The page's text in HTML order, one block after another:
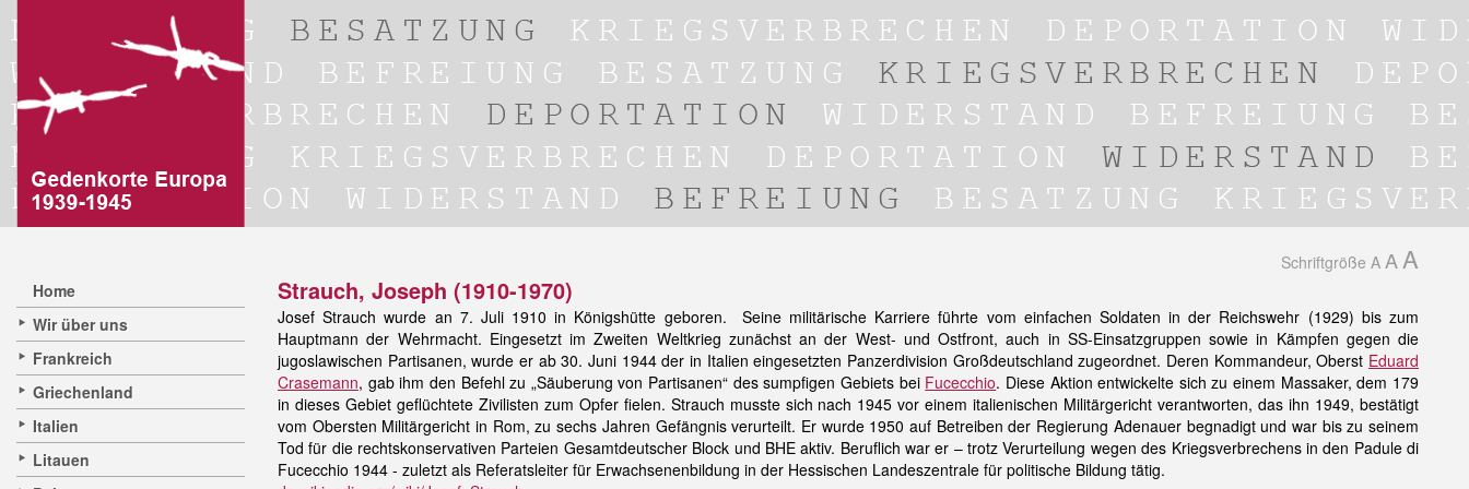
Home
Wir über uns
Frankreich
Griechenland
Italien
Litauen
Schriftgröße A A A
Strauch, Joseph (1910-1970)
Josef Strauch wurde an 7. Juli 1910 in Königshütte geboren. Seine militärische Karriere führte vom einfachen Soldaten in der Reichswehr (1929) bis zum
Hauptmann der Wehrmacht. Eingesetzt im Zweiten Weltkrieg zunächst an der West- und Ostfront, auch in SS-Einsatzgruppen sowie in Kämpfen gegen die
jugoslawischen Partisanen, wurde er ab 30. Juni 1944 der in Italien eingesetzten Panzerdivision Großdeutschland zugeordnet. Deren Kommandeur, Oberst Eduard
Crasemann, gab ihm den Befehl zu „Säuberung von Partisanen“ des sumpfigen Gebiets bei Fucecchio. Diese Aktion entwickelte sich zu einem Massaker, dem 179
in dieses Gebiet geflüchtete Zivilisten zum Opfer fielen. Strauch musste sich nach 1945 vor einem italienischen Militärgericht verantworten, das ihn 1949, bestätigt
vom Obersten Militärgericht in Rom, zu sechs Jahren Gefängnis verurteilt. Er wurde 1950 auf Betreiben der Regierung Adenauer begnadigt und war bis zu seinem
Tod für die rechtskonservativen Parteien Gesamtdeutscher Block und BHE aktiv. Beruflich war er – trotz Verurteilung wegen des Kriegsverbrechens in den Padule di
Fucecchio 1944 - zuletzt als Referatsleiter für Erwachsenenbildung in der Hessischen Landeszentrale für politische Bildung tätig.